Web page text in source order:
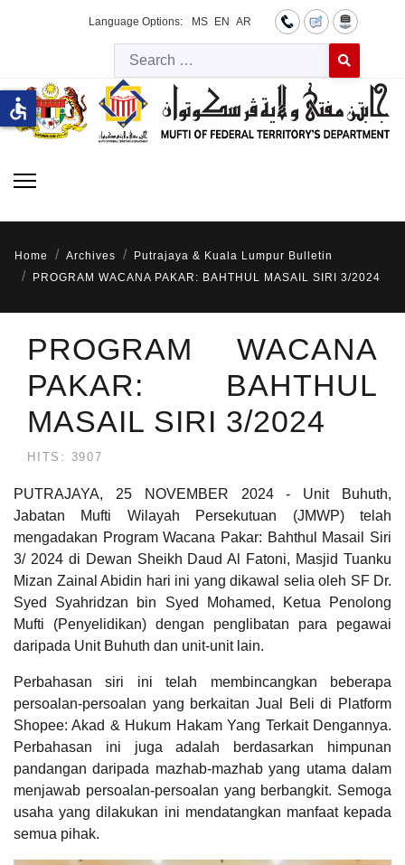
Language Options: MS EN AR
Type 2 or
Home Archives
Putrajaya & Kuala Lumpur Bulletin
PROGRAM WACANA PAKAR: BAHTHUL MASAIL SIRI 3/2024
PROGRAM WACANA
PAKAR: BAHTHUL
MASAIL SIRI 3/2024
HITS: 3907
PUTRAJAYA, 25 NOVEMBER 2024 - Unit Buhuth,
Jabatan Mufti Wilayah Persekutuan (JMWP) telah
mengadakan Program Wacana Pakar: Bahthul Masail Siri
3/ 2024 di Dewan Sheikh Daud Al Fatoni, Masjid Tuanku
Mizan Zainal Abidin hari ini yang dikawal selia oleh SF Dr.
Syed Syahridzan bin Syed Mohamed, Ketua Penolong
Mufti (Penyelidikan) dengan penglibatan para pegawai
daripada Unit Buhuth dan unit-unit lain.
Perbahasan siri ini telah membincangkan beberapa
persoalan-persoalan yang berkaitan Jual Beli di Platform
Shopee: Akad & Hukum Hakam Yang Terkait Dengannya.
Perbahasan ini juga adalah berdasarkan himpunan
pandangan daripada mazhab-mazhab yang utama dalam
menjawab persoalan-persoalan yang berbangkit. Semoga
usaha yang dilakukan ini mendatangkan manfaat kepada
semua pihak.
accessible